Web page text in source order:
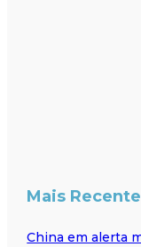
Mais
China em alerta